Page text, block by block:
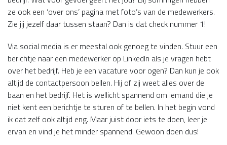
ze ook een ‘over ons’ pagina met foto’s van de medewerkers.
Zie jij jezelf daar tussen staan? Dan is dat check nummer 1!
Via social media is er meestal ook genoeg te vinden. Stuur een
berichtje naar een medewerker op LinkedIn als je vragen hebt
over het bedrijf. Heb je een vacature voor ogen? Dan kun je ook
altijd de contactpersoon bellen. Hij of zij weet alles over de
baan en het bedrijf. Het is wellicht spannend om iemand die je
niet kent een berichtje te sturen of te bellen. In het begin vond
ik dat zelf ook altijd eng. Maar juist door iets te doen, leer je
ervan en vind je het minder spannend. Gewoon doen dus!